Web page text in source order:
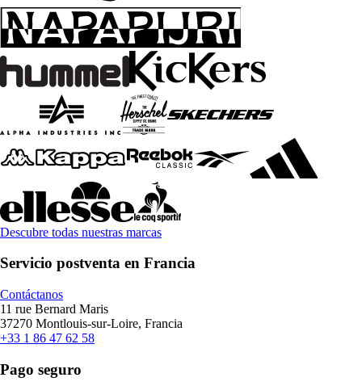
Descubre todas nuestras marcas
Servicio postventa en Francia
Contáctanos
11 rue Bernard Maris
37270 Montlouis-sur-Loire, Francia
+33 1 86 47 62 58
Pago seguro